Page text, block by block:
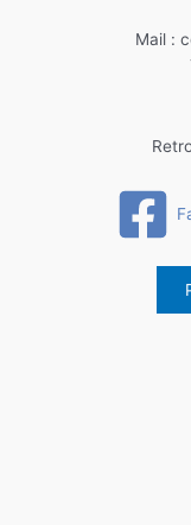
Mail :